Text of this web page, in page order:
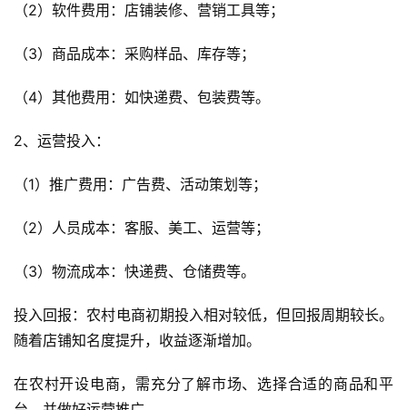
首
自
媒
体
G
（2）软件费用：店铺装修、营销工具等；
（3）商品成本：采购样品、库存等；
（4）其他费用：如快递费、包装费等。
2、运营投入：
（1）推广费用：广告费、活动策划等；
（2）人员成本：客服、美工、运营等；
（3）物流成本：快递费、仓储费等。
投入回报：农村电商初期投入相对较低，但回报周期较长。
随着店铺知名度提升，收益逐渐增加。
在农村开设电商，需充分了解市场、选择合适的商品和平